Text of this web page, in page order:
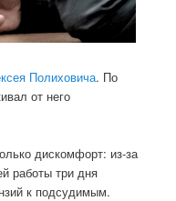
Полиховича. По
от него
дискомфорт: из-за
работы три дня
к подсудимым.